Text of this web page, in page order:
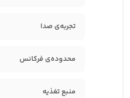
تجربه‌ی صدا
محدوده‌ی فرکانس
منبع تغذیه